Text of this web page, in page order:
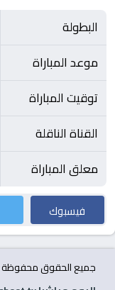
البطولة
موعد المباراة
توقيت المباراة
القناة الناقلة
معلق المباراة
فيسبوك
جميع الحقوق محفوظة